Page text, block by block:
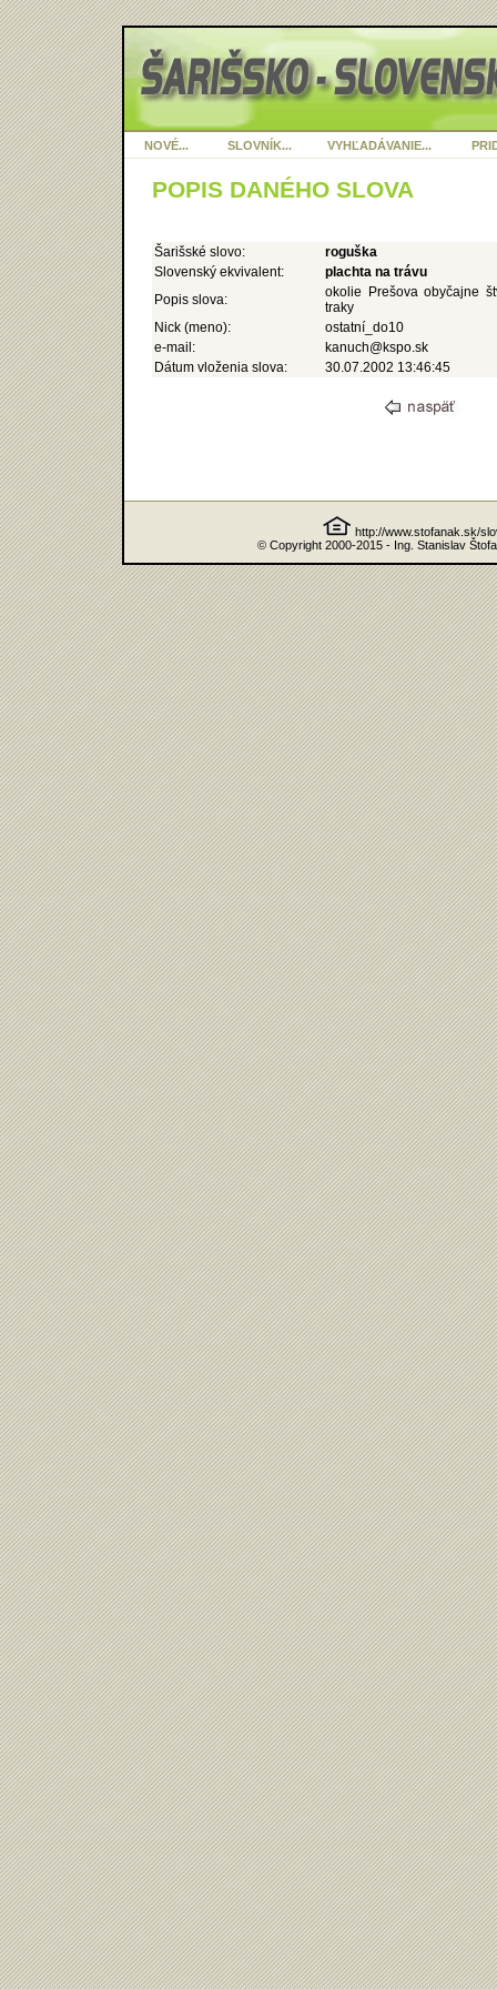
NOVÉ... SLOVNÍK... VYHĽADÁVANIE...
POPIS DANÉHO SLOVA
Šarišské slovo:
roguška
Slovenský ekvivalent:
plachta na trávu
Popis slova:
okolie Prešova obyčajne
traky
Nick (meno):
ostatní_do10
e-mail:
kanuch@kspo.sk
Dátum vloženia slova:
30.07.2002 13:46:45
http://www.stofanak.sk/
© Copyright 2000-2015 - Ing. Stanislav